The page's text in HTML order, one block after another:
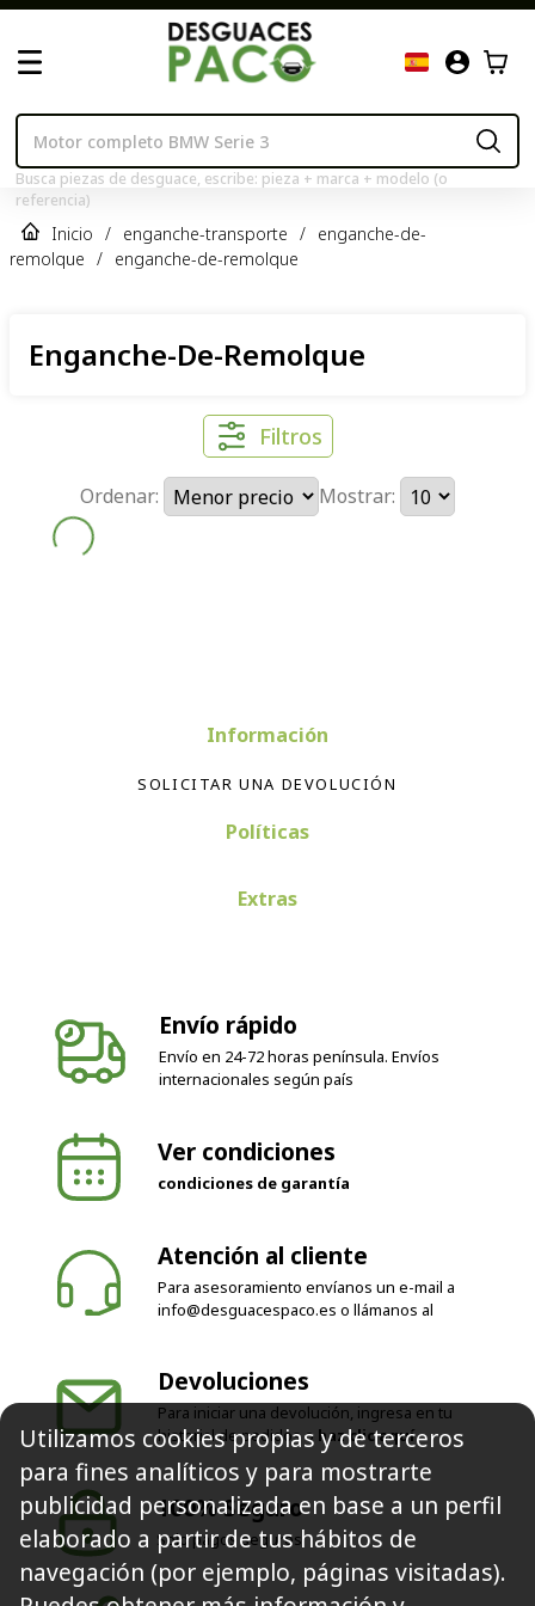
Busca piezas de desguace, escribe: pieza + marca + modelo (o
referencia)
Inicio / enganche-transporte / enganche-de-
remolque / enganche-de-remolque
Enganche-De-Remolque
Filtros
Ordenar: Mostrar:
Información
SOLICITAR UNA DEVOLUCIÓN
Políticas
Extras
Envío rápido
Envío en 24-72 horas península. Envíos
internacionales según país
Ver condiciones
condiciones de garantía
Atención al cliente
Para asesoramiento envíanos un e-mail a
info@desguacespaco.es o llámanos al
Devoluciones
Para iniciar una devolución, ingresa en tu
historial de pedidos o haz clic aquí
100% Seguro
Solo pagos seguros
Utilizamos cookies propias y de terceros
para fines analíticos y para mostrarte
publicidad personalizada en base a un perfil
elaborado a partir de tus hábitos de
navegación (por ejemplo, páginas visitadas).